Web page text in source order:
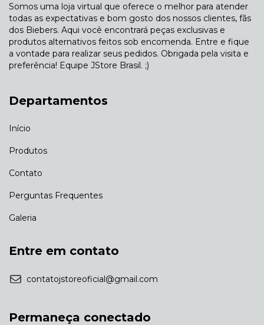
Somos uma loja virtual que oferece o melhor para atender
todas as expectativas e bom gosto dos nossos clientes, fãs
dos Biebers. Aqui você encontrará peças exclusivas e
produtos alternativos feitos sob encomenda. Entre e fique
a vontade para realizar seus pedidos. Obrigada pela visita e
preferência! Equipe JStore Brasil. ;)
Departamentos
Início
Produtos
Contato
Perguntas Frequentes
Galeria
Entre em contato
contatojstoreoficial@gmail.com
Permaneça conectado